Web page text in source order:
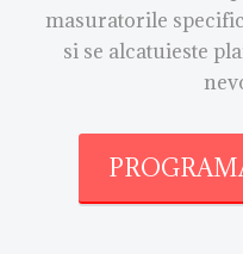
masuratorile
si se alcatuieste